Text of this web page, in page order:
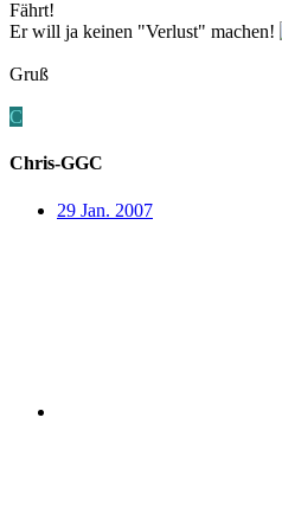
Fährt!
Er will ja keinen "Verlust" machen!
Gruß
C
Chris-GGC
29 Jan. 2007